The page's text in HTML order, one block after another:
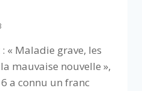
« Maladie grave, les
mauvaise nouvelle »,
a connu un franc